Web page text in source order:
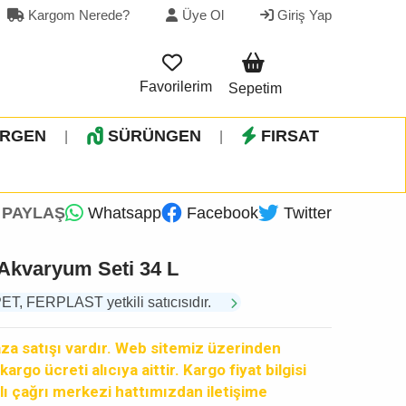
Kargom Nerede? Üye Ol Giriş Yap
Favorilerim Sepetim
SÜRÜNGEN FIRSAT
PAYLAŞ Whatsapp Facebook Twitter
Seti 34 L
FERPLAST yetkili satıcısıdır.
satışı vardır. Web sitemiz üzerinden
ücreti alıcıya aittir. Kargo fiyat bilgisi
çağrı merkezi hattımızdan iletişime